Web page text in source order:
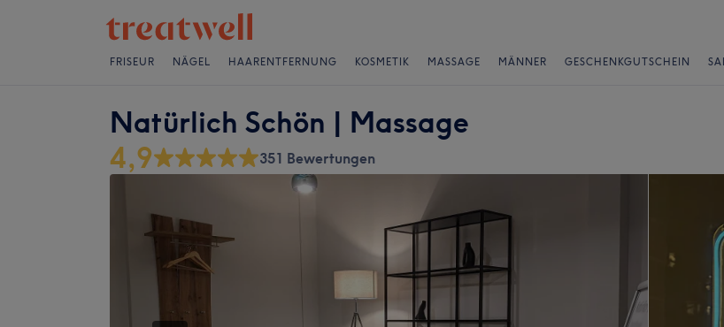
FRISEUR NÄGEL HAARENTFERNUNG KOSMETIK MASSAGE MÄNNER GESCHENKGUTSCHEIN
Natürlich Schön | Massage
4,9 351 Bewertungen